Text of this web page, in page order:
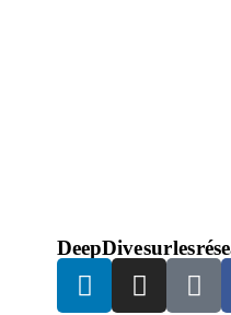
DeepDive sur les